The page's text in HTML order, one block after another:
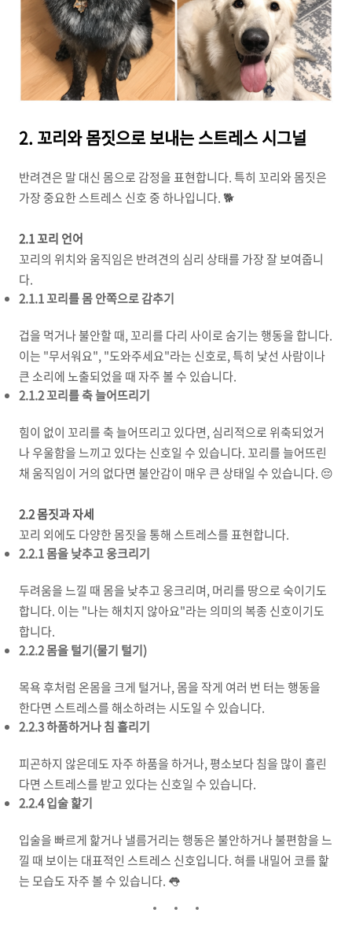
2. 꼬리와 몸짓으로 보내는 스트레스 시그널
반려견은 말 대신 몸으로 감정을 표현합니다. 특히 꼬리와 몸짓은
가장 중요한 스트레스 신호 중 하나입니다. 🐕
2.1 꼬리 언어
꼬리의 위치와 움직임은 반려견의 심리 상태를 가장 잘 보여줍니
다.
2.1.1 꼬리를 몸 안쪽으로 감추기
겁을 먹거나 불안할 때, 꼬리를 다리 사이로 숨기는 행동을 합니다.
이는 "무서워요", "도와주세요"라는 신호로, 특히 낯선 사람이나
큰 소리에 노출되었을 때 자주 볼 수 있습니다.
2.1.2 꼬리를 축 늘어뜨리기
힘이 없이 꼬리를 축 늘어뜨리고 있다면, 심리적으로 위축되었거
나 우울함을 느끼고 있다는 신호일 수 있습니다. 꼬리를 늘어뜨린
채 움직임이 거의 없다면 불안감이 매우 큰 상태일 수 있습니다. 😔
2.2 몸짓과 자세
꼬리 외에도 다양한 몸짓을 통해 스트레스를 표현합니다.
2.2.1 몸을 낮추고 웅크리기
두려움을 느낄 때 몸을 낮추고 웅크리며, 머리를 땅으로 숙이기도
합니다. 이는 "나는 해치지 않아요"라는 의미의 복종 신호이기도
합니다.
2.2.2 몸을 털기(물기 털기)
목욕 후처럼 온몸을 크게 털거나, 몸을 작게 여러 번 터는 행동을
한다면 스트레스를 해소하려는 시도일 수 있습니다.
2.2.3 하품하거나 침 흘리기
피곤하지 않은데도 자주 하품을 하거나, 평소보다 침을 많이 흘린
다면 스트레스를 받고 있다는 신호일 수 있습니다.
2.2.4 입술 핥기
입술을 빠르게 핥거나 낼름거리는 행동은 불안하거나 불편함을 느
낄 때 보이는 대표적인 스트레스 신호입니다. 혀를 내밀어 코를 핥
는 모습도 자주 볼 수 있습니다. 👅